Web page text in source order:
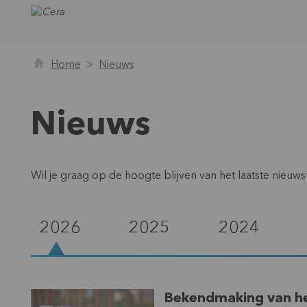
Home Nieuws
Nieuws
Wil je graag op de hoogte blijven van het laatste
2026 2025 2024
Bekendmaking van